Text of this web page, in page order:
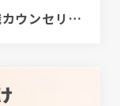
[PR]経験者クリエイター向け転職カウンセリング｜デザイナー / ディレクター / エンジニア